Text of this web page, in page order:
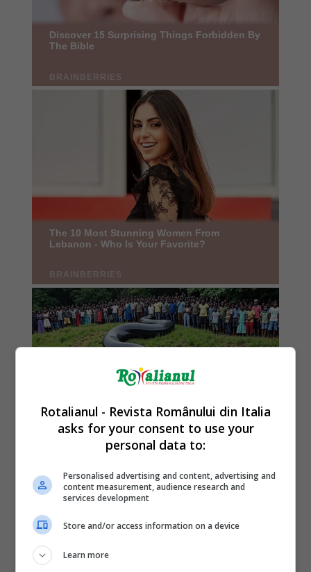
Rotalianul - Revista Românului din Italia
asks for your consent to use your
personal data to:
Personalised advertising and content, advertising and
content measurement, audience research and
services development
Store and/or access information on a device
Learn more